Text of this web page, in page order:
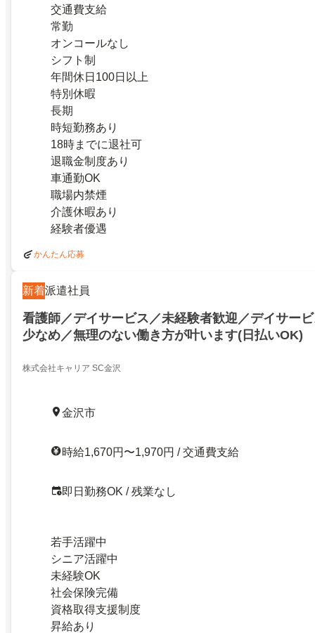
交通費支給
常勤
オンコールなし
シフト制
年間休日100日以上
特別休暇
長期
時短勤務あり
18時までに退社可
退職金制度あり
車通勤OK
職場内禁煙
介護休暇あり
経験者優遇
かんたん応募
新着派遣社員
看護師／デイサービス／未経験者歓迎／デイサー
少なめ／無理のない働き方が叶います(日払いOK)
株式会社キャリア SC金沢
金沢市
時給1,670円〜1,970円 / 交通費支給
即日勤務OK / 残業なし
若手活躍中
シニア活躍中
未経験OK
社会保険完備
資格取得支援制度
昇給あり